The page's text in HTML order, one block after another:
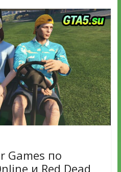
Games по
и Red Dead